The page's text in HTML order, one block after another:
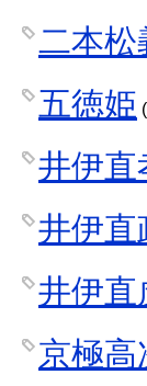
二本松
五徳姫
井伊直
井伊直
井伊直
京極高